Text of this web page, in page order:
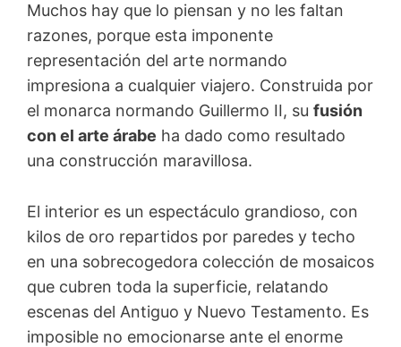
Muchos hay que lo piensan y no les faltan
razones, porque esta imponente
representación del arte normando
impresiona a cualquier viajero. Construida por
el monarca normando Guillermo II, su fusión
con el arte árabe ha dado como resultado
una construcción maravillosa.
El interior es un espectáculo grandioso, con
kilos de oro repartidos por paredes y techo
en una sobrecogedora colección de mosaicos
que cubren toda la superficie, relatando
escenas del Antiguo y Nuevo Testamento. Es
imposible no emocionarse ante el enorme